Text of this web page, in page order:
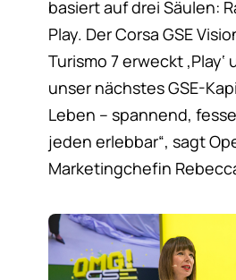
basiert auf drei Säulen:
Play. Der Corsa GSE
Turismo 7 erweckt ‚Play‘
unser nächstes GSE-
Leben – spannend,
jeden erlebbar“, sagt
Marketingchefin